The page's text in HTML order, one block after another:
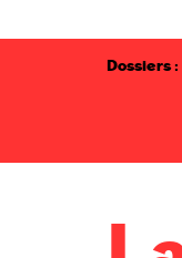
Dossiers